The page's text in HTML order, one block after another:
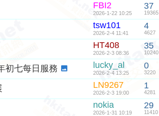
FBI2
2026-1-22 10:25
37
19365
tsw101
2026-2-4 11:41
4
4627
HT408
2026-2-3 08:36
35
10240
初七每日服務 lucky_al
2026-2-4 13:25
0
3220
LN9267
2026-2-3 19:00
1
4281
nokia
2026-1-31 10:19
29
11410